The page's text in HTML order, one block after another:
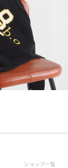
ショップ一覧